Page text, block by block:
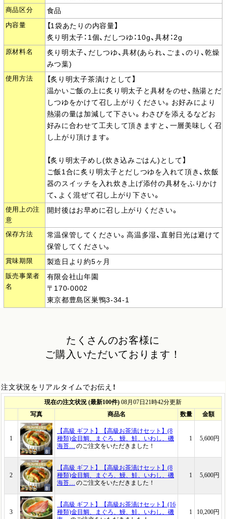
商品区分 食品
内容量
【1袋あたりの内容量】
炙り明太子：1個、だしつゆ：10g、具材：2g
原材料名
炙り明太子、だしつゆ、具材(あられ、ごま、のり、乾燥
みつ葉)
使用方法
【炙り明太子茶漬けとして】
温かいご飯の上に炙り明太子と具材をのせ、熱湯とだ
しつゆをかけて召し上がりください。お好みにより
熱湯の量は加減して下さい。わさびを添えるなどお
好みに合わせて工夫して頂きますと、一層美味しく召
し上がり頂けます。
【炙り明太子めし(炊き込みごはん)として】
ご飯1合に炙り明太子とだしつゆを入れて頂き、炊飯
器のスイッチを入れ炊き上げ添付の具材をふりかけ
て、よく混ぜて召し上がり下さい。
使用上の注
意
開封後はお早めに召し上がりください。
保存方法
常温保管してください。高温多湿、直射日光は避けて
保管してください。
賞味期限 製造日より約5ヶ月
販売事業者
名
有限会社山年園
〒170-0002
東京都豊島区巣鴨3-34-1
たくさんのお客様に
ご購入いただいております！
注文状況をリアルタイムでお伝え！